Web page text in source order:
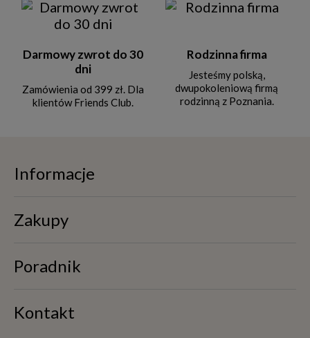
Darmowy zwrot do 30
dni
Zamówienia od 399 zł. Dla
klientów Friends Club.
Rodzinna firma
Jesteśmy polską,
dwupokoleniową firmą
rodzinną z Poznania.
Informacje
Zakupy
Poradnik
Kontakt